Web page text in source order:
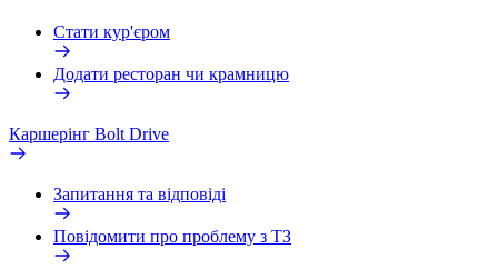
Стати кур'єром
Додати ресторан чи крамницю
Каршерінг Bolt Drive
Запитання та відповіді
Повідомити про проблему з ТЗ